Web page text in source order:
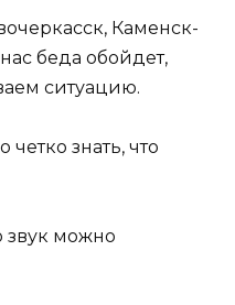
Каменск-
беда обойдет,
ситуацию.
знать, что
звук можно